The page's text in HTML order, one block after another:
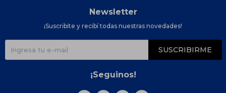
Newsletter
¡Suscribite y recibí todas nuestras novedades!
SUSCRIBIRME
¡Seguinos!